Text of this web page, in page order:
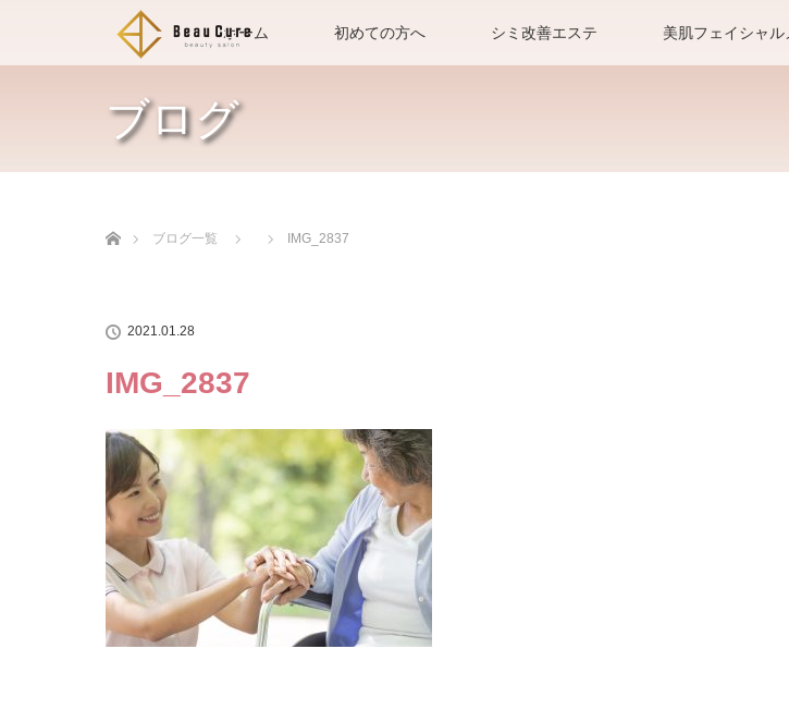
ホーム 初めての方へ シミ改善エステ 美肌フェイシャル
ブログ
ブログ一覧
IMG_2837
2021.01.28
IMG_2837